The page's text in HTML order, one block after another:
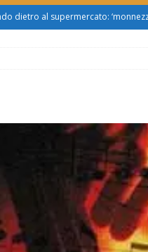
dietro al supermercato:
ATTUALITÀ
da Torino al Pam di
il sindaco esplode: